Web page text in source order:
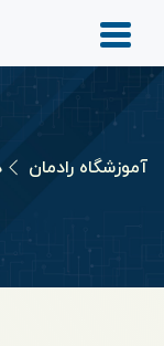
آموزشگاه رادمان